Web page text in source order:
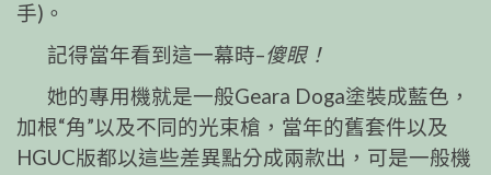
手)。
記得當年看到這一幕時–傻眼！
她的專用機就是一般Geara Doga塗裝成藍色，
加根“角”以及不同的光束槍，當年的舊套件以及
HGUC版都以這些差異點分成兩款出，可是一般機